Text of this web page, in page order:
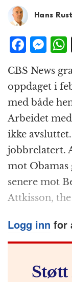
Hans
F
c
e
b
o
o
k
M
ss
e
n
g
e
r
CBS News
oppdaget i
med både
Arbeidet
ikke
jobbrelatert.
mot
senere mot
Attkisson,
Logg inn for